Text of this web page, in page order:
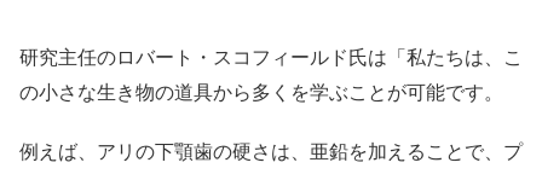
研究主任のロバート・スコフィールド氏は「私たちは、こ
の小さな生き物の道具から多くを学ぶことが可能です。
例えば、アリの下顎歯の硬さは、亜鉛を加えることで、プ